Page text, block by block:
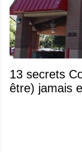
13 secrets
être) jamais